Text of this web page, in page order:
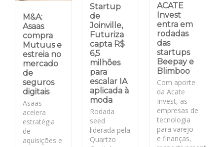
M&A:
Asaas
compra
Mutuus e
estreia no
mercado
de
seguros
digitais
Asaas
acelera
estratégia
de
aquisições e
Startup
de
Joinville,
Futuriza
capta R$
6,5
milhões
para
escalar IA
aplicada à
moda
Rodada
seed
liderada pela
Quartzo
ACATE
Invest
entra em
rodadas
das
startups
Beepay e
Blimboo
Com aporte
da Acate
Invest, as
empresas de
tecnologia
para varejo
e finanças,